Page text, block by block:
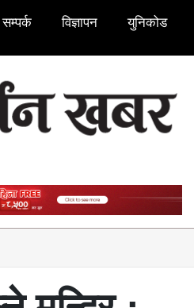
सम्पर्क विज्ञापन युनिकोड